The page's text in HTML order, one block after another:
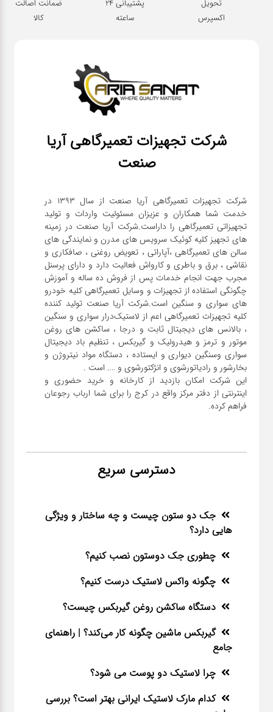
تحویل
اکسپرس
پشتیبانی 24
ساعته
ضمانت اصالت
کالا
شرکت تجهیزات تعمیرگاهی آریا
صنعت
شرکت تجهیزات تعمیرگاهی آریا صنعت از سال ۱۳۹۳ در
خدمت شما همکاران و عزیزان مسئولیت واردات و تولید
تجهیزاتی تعمیرگاهی را داراست.شرکت آریا صنعت در زمینه
های تجهیز کلیه کوئیک سرویس های مدرن و نمایندگی های
سالن های تعمیرگاهی ،آپاراتی ، تعویض روغنی ، صافکاری و
نقاشی ، برق و باطری و کارواش فعالیت دارد و دارای پرسنل
مجرب جهت انجام خدمات پس از فروش ده ساله و آموزش
چگونگی استفاده از تجهیزات و وسایل تعمیرگاهی کلیه خودرو
های سواری و سنگین است.شرکت آریا صنعت تولید کننده
کلیه تجهیزات تعمیرگاهی اعم از لاستیک‌درار سواری و ‌سنگین
، بالانس های دیجیتال ثابت و درجا ، ساکشن های روغن
موتور و ترمز و هیدرولیک و گیربکس ، تنظیم باد دیجیتال
سواری و‌سنگین دیواری و ایستاده ، دستگاه مواد نیتروژن و
این شرکت امکان بازدید از کارخانه و خرید حضوری و
اینترنتی از دفتر مرکز واقع در کرج را برای شما ارباب رجوعان
فراهم کرده.
دسترسی سریع
جک دو ستون چیست و چه ساختار و ویژگی
هایی دارد؟
چطوری جک دوستون نصب کنیم؟
چگونه واکس لاستیک درست کنیم؟
دستگاه ساکشن روغن گیربکس چیست؟
گیربکس ماشین چگونه کار می‌کند؟ | راهنمای
جامع
چرا لاستیک دو پوست می شود؟
کدام مارک لاستیک ایرانی بهتر است؟ بررسی